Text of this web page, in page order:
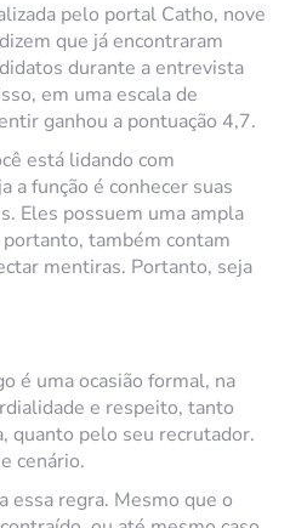
pelo portal Catho, nove
que já encontraram
durante a entrevista
em uma escala de
ganhou a pontuação 4,7.
está lidando com
a função é conhecer suas
Eles possuem uma ampla
também contam
mentiras. Portanto, seja
é uma ocasião formal, na
e respeito, tanto
quanto pelo seu recrutador.
cenário.
essa regra. Mesmo que o